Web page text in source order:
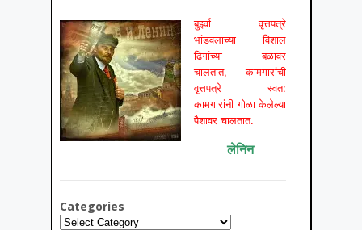
बुर्झ्वा वृत्तपत्रे
भांडवलाच्या विशाल
ढिगांच्या बळावर
चालतात, कामगारांची
वृत्तपत्रे स्वत:
कामगारांनी गोळा केलेल्या
पैशावर चालतात.
लेनिन
Categories
Categories